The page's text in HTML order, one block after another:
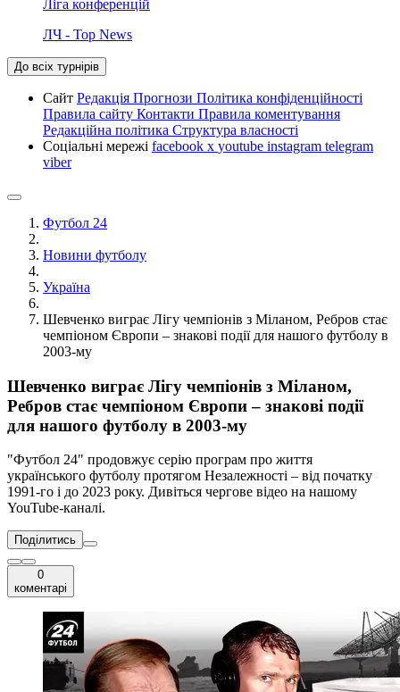
Ліга конференцій
ЛЧ - Top News
До всіх турнірів
Сайт Редакція Прогнози Політика конфіденційності
Правила сайту Контакти Правила коментування
Редакційна політика Структура власності
Соціальні мережі facebook x youtube instagram telegram
viber
Футбол 24
Новини футболу
Україна
Шевченко виграє Лігу чемпіонів з Міланом, Ребров стає
чемпіоном Європи – знакові події для нашого футболу в
2003-му
Шевченко виграє Лігу чемпіонів з Міланом,
Ребров стає чемпіоном Європи – знакові події
для нашого футболу в 2003-му
"Футбол 24" продовжує серію програм про життя
українського футболу протягом Незалежності – від початку
1991-го і до 2023 року. Дивіться чергове відео на нашому
YouTube-каналі.
Поділитись
0
коментарі